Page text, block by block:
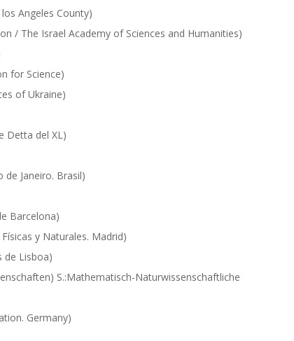
Angeles County)
/ The Israel Academy of Sciences and Humanities)
for Science)
of Ukraine)
Detta del XL)
de Janeiro. Brasil)
Barcelona)
y Naturales. Madrid)
de Lisboa)
S.:Mathematisch-Naturwissenschaftliche
Germany)